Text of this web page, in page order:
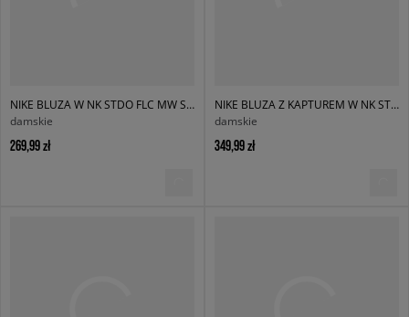
NIKE BLUZA W NK STDO FLC MW STD CREW
damskie
269,99 zł
NIKE BLUZA Z KAPTUREM W NK STDOOS FLC HVY
damskie
349,99 zł